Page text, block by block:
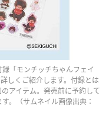
「モンチッチちゃんフェイ
しくご紹介します。付録とは
アイテム。発売前に予約して
。（サムネイル画像出典：